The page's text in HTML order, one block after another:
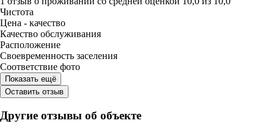
Чистота
Цена - качество
Качество обслуживания
Расположение
Своевременность заселения
Соответствие фото
Показать ещё
Оставить отзыв
Другие отзывы об объекте